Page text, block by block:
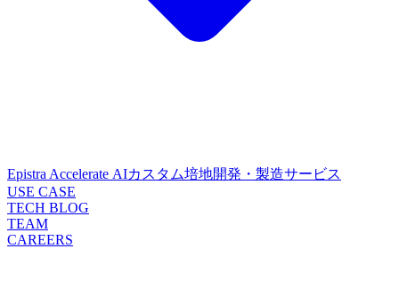
Epistra Accelerate AIカスタム培地開発・製造サービス
USE CASE
TECH BLOG
TEAM
CAREERS